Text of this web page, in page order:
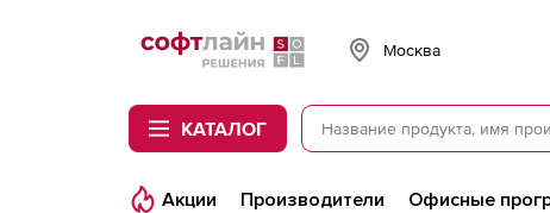
Softline
Москва
КАТАЛОГ
Акции Производители Офисные